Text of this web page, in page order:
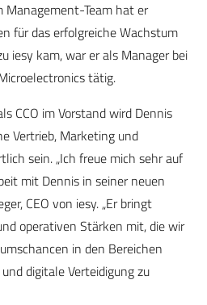
Team hat er
für das erfolgreiche Wachstum
iesy kam, war er als Manager bei
tätig.
CCO im Vorstand wird Dennis
Vertrieb, Marketing und
sein. „Ich freue mich sehr auf
mit Dennis in seiner neuen
CEO von iesy. „Er bringt
operativen Stärken mit, die wir
in den Bereichen
digitale Verteidigung zu